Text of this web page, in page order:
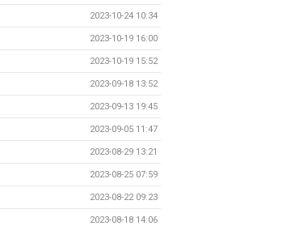
2023-10-24 10:34
2023-10-19 16:00
2023-10-19 15:52
2023-09-18 13:52
2023-09-13 19:45
2023-09-05 11:47
2023-08-29 13:21
2023-08-25 07:59
2023-08-22 09:23
2023-08-18 14:06